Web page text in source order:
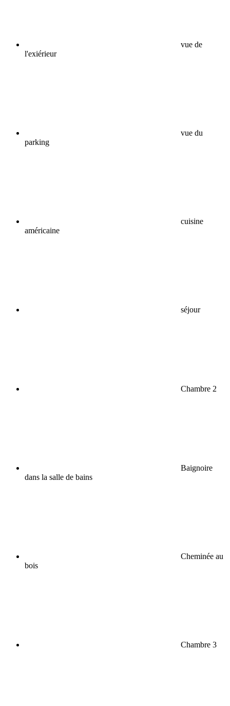
vue de
l'exiérieur
vue du
parking
cuisine
américaine
séjour
Chambre 2
Baignoire
dans la salle de bains
Cheminée au
bois
Chambre 3